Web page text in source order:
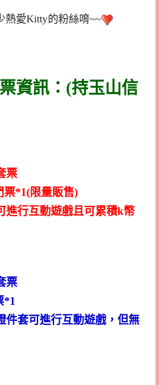
熱愛Kitty的粉絲唷~~
資訊：(持玉山信
票
*1(限量販售)
進行互動遊戲且可累積k幣
票
*1
件套可進行互動遊戲，但無